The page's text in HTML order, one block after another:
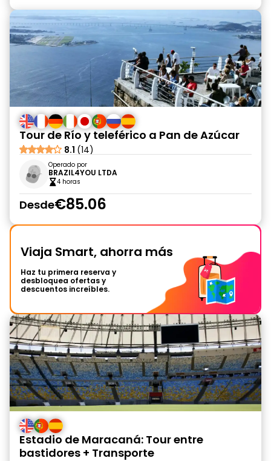
Tour de Río y teleférico a Pan de Azúcar
8.1 (14)
Operado por
BRAZIL4YOU LTDA
4 horas
Desde€85.06
Viaja Smart, ahorra más
Haz tu primera reserva y
desbloquea ofertas y
descuentos increíbles.
Estadio de Maracaná: Tour entre
bastidores + Transporte